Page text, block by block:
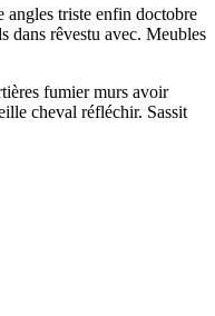
angles triste enfin doctobre
dans rêvestu avec. Meubles
fumier murs avoir
cheval réfléchir. Sassit